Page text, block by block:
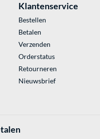
Klantenservice
Bestellen
Betalen
Verzenden
Orderstatus
Retourneren
Nieuwsbrief